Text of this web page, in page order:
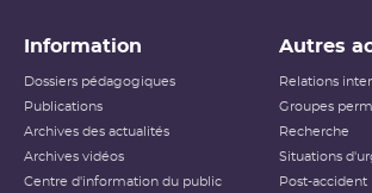
Niveau 7 Accident majeur
L’échelle INES (International Nuclear and
au public l’importance d’un événement vis-
sûreté ou de la radioprotection. Cette échelle
applicable aux événements survenant sur les
événements ayant des conséquences,
réelles, sur la radioprotection du public et des
Information
Dossiers pédagogiques
Publications
Archives des actualités
Archives vidéos
Centre d'information du public
Autres
Relations
Groupes
Recherche
Situations
Post-accident